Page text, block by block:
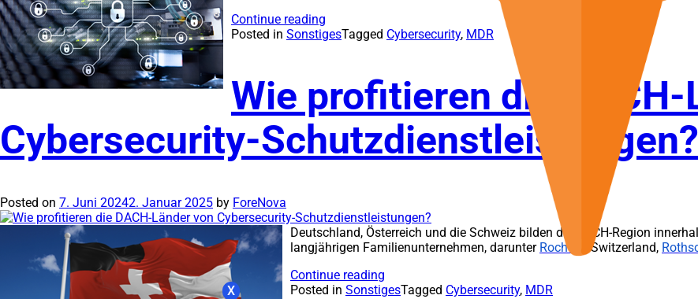
X
Continue reading
Posted in SonstigesTagged Cybersecurity, MDR
Wie profitieren die DACH-
Cybersecurity-Schutzdienstleistungen?
Posted on 7. Juni 20242. Januar 2025 by ForeNova
Deutschland, Österreich und die Schweiz bilden die DACH-Region
langjährigen Familienunternehmen, darunter Roche in Switzerland,
Continue reading
Posted in SonstigesTagged Cybersecurity, MDR